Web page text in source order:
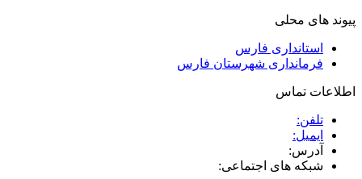
های محلی
استانداری فارس
فرمانداری شهرستان فارس
تماس
تلفن:
ایمیل:
آدرس:
شبکه های اجتماعی: